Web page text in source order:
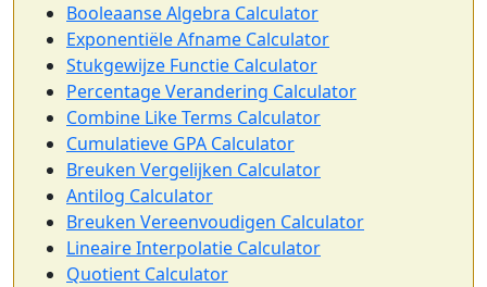
Booleaanse Algebra Calculator
Exponentiële Afname Calculator
Stukgewijze Functie Calculator
Percentage Verandering Calculator
Combine Like Terms Calculator
Cumulatieve GPA Calculator
Breuken Vergelijken Calculator
Antilog Calculator
Breuken Vereenvoudigen Calculator
Lineaire Interpolatie Calculator
Quotient Calculator